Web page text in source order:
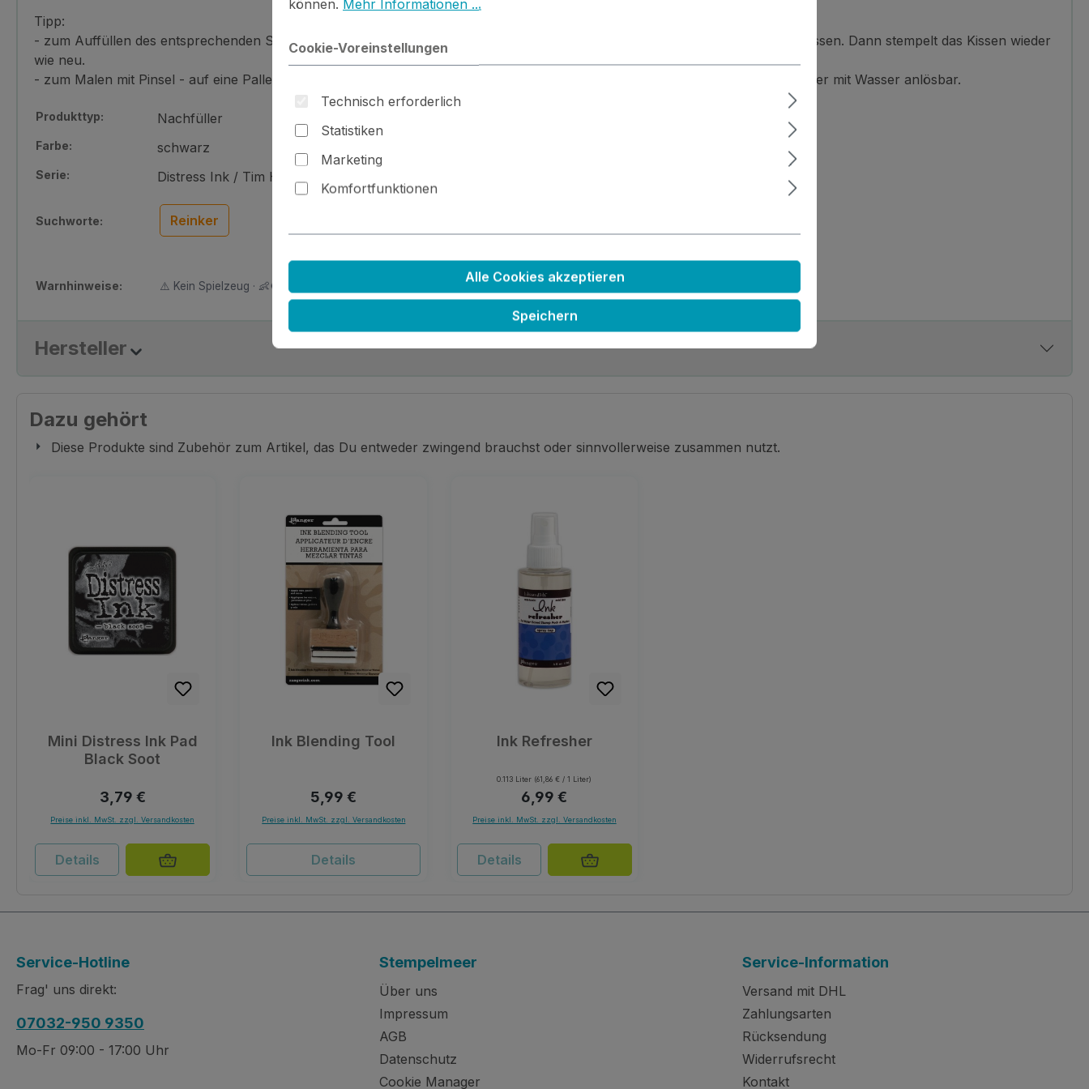
Tipp:
- zum Auffüllen des entsprechenden Stempelkissens wenige Tropfen gleichmässig auf dem Kissen verteilen und kurz ruhen lassen. Dann stempelt das Kissen wieder
wie neu.
- zum Malen mit Pinsel - auf eine Pallette (Untertasse) und mit etwas Wasser verdünnen, auch nach dem trocknen immer wieder mit Wasser anlösbar.
Produkttyp: Nachfüller
Farbe: schwarz
Serie: Distress Ink / Tim Holtz
Suchworte: Reinker
Warnhinweise: ⚠️ Kein Spielzeug · 👶🚫 Nicht für Kinder · ⚙️ Kleinteile / scharfe Kanten · 🚫🍴 Nicht essbar
Hersteller
Dazu gehört
Diese Produkte sind Zubehör zum Artikel, das Du entweder zwingend brauchst oder sinnvollerweise zusammen nutzt.
Mini Distress Ink Pad
Black Soot
Regulärer Preis:
3,79 €
Preise inkl. MwSt. zzgl. Versandkosten
Details
Ink Blending Tool
Regulärer Preis:
5,99 €
Preise inkl. MwSt. zzgl. Versandkosten
Details
Ink Refresher
0.113 Liter (61,86 € / 1 Liter)
Regulärer Preis:
6,99 €
Preise inkl. MwSt. zzgl. Versandkosten
Details
Service-Hotline
Frag' uns direkt:
07032-950 9350
Mo-Fr 09:00 - 17:00 Uhr
Stempelmeer
Über uns
Impressum
AGB
Datenschutz
Cookie Manager
Service-Information
Versand mit DHL
Zahlungsarten
Rücksendung
Widerrufsrecht
Kontakt
können. Mehr Informationen ...
Cookie-Voreinstellungen
Technisch erforderlich
Statistiken
Marketing
Komfortfunktionen
Alle Cookies akzeptieren
Speichern